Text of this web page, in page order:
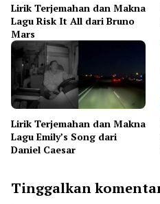
Lirik Terjemahan dan Makna
Lagu Risk It All dari Bruno
Mars
Lirik Terjemahan dan Makna
Lagu Emily’s Song dari
Daniel Caesar
Tinggalkan